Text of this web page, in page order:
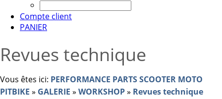
Compte client
PANIER
Revues technique
Vous êtes ici: PERFORMANCE PARTS SCOOTER MOTO
PITBIKE » GALERIE » WORKSHOP» Revues technique